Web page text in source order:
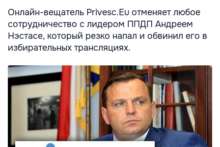
Онлайн-вещатель Privesc.Eu отменяет любое
сотрудничество с лидером ППДП Андреем
Нэстасе, который резко напал и обвинил его в
избирательных трансляциях.